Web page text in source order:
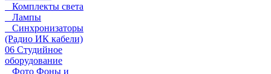
Комплекты света
Лампы
Синхронизаторы
(Радио ИК кабели)
06 Студийное
оборудование
Фото Фоны и